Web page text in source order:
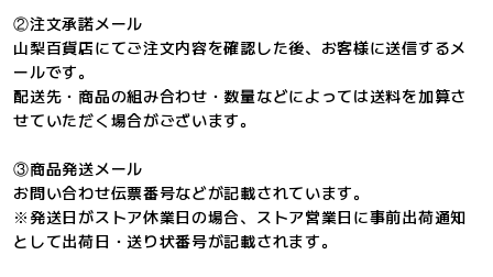
②注文承諾メール
山梨百貨店にてご注文内容を確認した後、お客様に送信するメ
ールです。
配送先・商品の組み合わせ・数量などによっては送料を加算さ
せていただく場合がございます。
③商品発送メール
お問い合わせ伝票番号などが記載されています。
※発送日がストア休業日の場合、ストア営業日に事前出荷通知
として出荷日・送り状番号が記載されます。